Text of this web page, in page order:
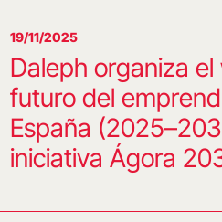
19/11/2025
Daleph organiza el
futuro del
España
iniciativa Ágora